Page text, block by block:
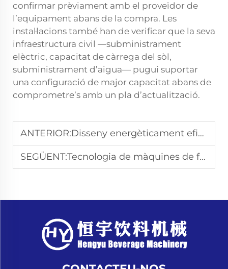
confirmar prèviament amb el proveïdor de
l’equipament abans de la compra. Les
instal·lacions també han de verificar que la seva
infraestructura civil —subministrament
elèctric, capacitat de càrrega del sòl,
subministrament d’aigua— pugui suportar
una configuració de major capacitat abans de
comprometre’s amb un pla d’actualització.
ANTERIOR:Disseny energèticament eficient per a línies de producció d’envasat de suc
SEGÜENT:Tecnologia de màquines de farciment de refrescs per a begudes carbòniques